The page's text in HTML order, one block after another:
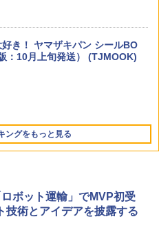
わかる！ みるみる図形に強く
ガ
間使い放題
LK-10
き！ ヤマザキパン シールBO
：10月上旬発送） (TJMOOK)
ングをもっと見る
ボードゲーム 「サーキット・
配線回路をプログラミングする
書付 8歳~ 76341 誕生日 クリ
ボット運輸」でMVP初受
技術とアイデアを披露する